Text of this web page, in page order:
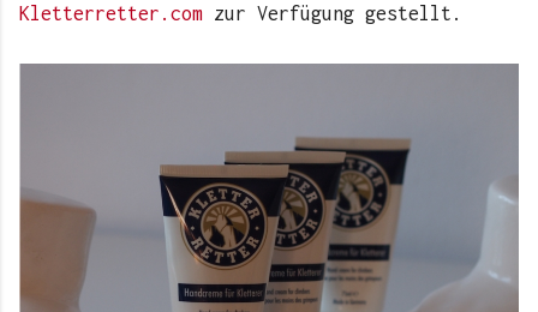
Kletterretter.com zur Verfügung gestellt.